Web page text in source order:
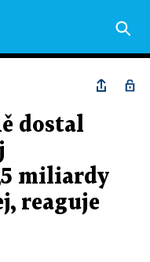
dostal
miliardy
reaguje